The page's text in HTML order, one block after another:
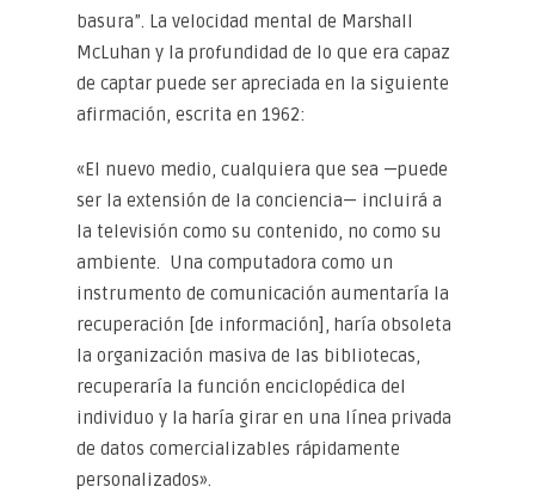
basura”. La velocidad mental de Marshall
McLuhan y la profundidad de lo que era capaz
de captar puede ser apreciada en la siguiente
afirmación, escrita en 1962:
«El nuevo medio, cualquiera que sea —puede
ser la extensión de la conciencia— incluirá a
la televisión como su contenido, no como su
ambiente. Una computadora como un
instrumento de comunicación aumentaría la
recuperación [de información], haría obsoleta
la organización masiva de las bibliotecas,
recuperaría la función enciclopédica del
individuo y la haría girar en una línea privada
de datos comercializables rápidamente
personalizados».